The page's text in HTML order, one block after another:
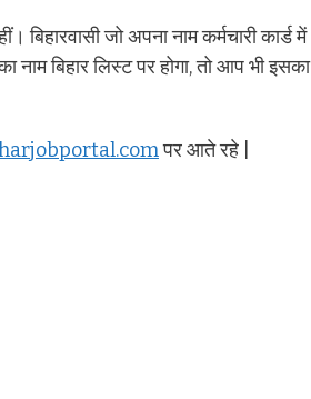
जो अपना नाम कर्मचारी कार्ड में
बिहार लिस्ट पर होगा, तो आप भी इसका
पर आते रहे |